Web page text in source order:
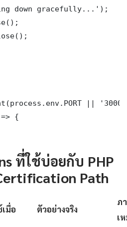
down gracefully...');
||
{
ที่ใช้บ่อยกับ PHP
Path
มื่อ ตัวอย่างจริง
ภ
เ